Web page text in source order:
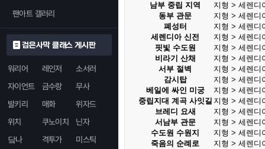
팬아트 갤러리
검은사막 클래스 게시판
워리어 레인저
소서러
자이언트
금수랑
무사
발키리
매화
위자드
위치
쿠노이치
닌자
닼나
격투가
미스틱
남부 중립 지역
지형 > 세렌디
동부 관문
지형 > 세렌디
폐성터
지형 > 세렌디
세렌디아 신전
지형 > 세렌디
핏빛 수도원
지형 > 세렌디
비라기 산채
지형 > 세렌디
서부 절벽
지형 > 세렌디
감시탑
지형 > 세렌디
베일에 싸인 미궁
지형 > 세렌디
중립지대 계곡 사잇길 지형 > 세렌디
브레디 요새
지형 > 세렌디
서남부 관문
지형 > 세렌디
수도원 수원지
지형 > 세렌디
죽음의 순례로
지형 > 세렌디